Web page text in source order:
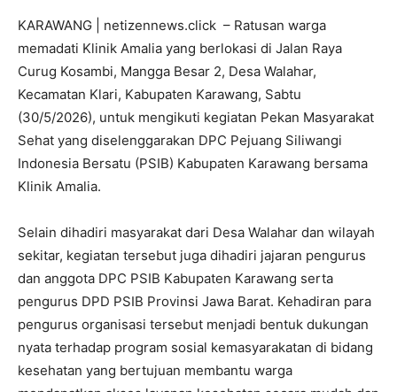
KARAWANG | netizennews.click – Ratusan warga
memadati Klinik Amalia yang berlokasi di Jalan Raya
Curug Kosambi, Mangga Besar 2, Desa Walahar,
Kecamatan Klari, Kabupaten Karawang, Sabtu
(30/5/2026), untuk mengikuti kegiatan Pekan Masyarakat
Sehat yang diselenggarakan DPC Pejuang Siliwangi
Indonesia Bersatu (PSIB) Kabupaten Karawang bersama
Klinik Amalia.
Selain dihadiri masyarakat dari Desa Walahar dan wilayah
sekitar, kegiatan tersebut juga dihadiri jajaran pengurus
dan anggota DPC PSIB Kabupaten Karawang serta
pengurus DPD PSIB Provinsi Jawa Barat. Kehadiran para
pengurus organisasi tersebut menjadi bentuk dukungan
nyata terhadap program sosial kemasyarakatan di bidang
kesehatan yang bertujuan membantu warga